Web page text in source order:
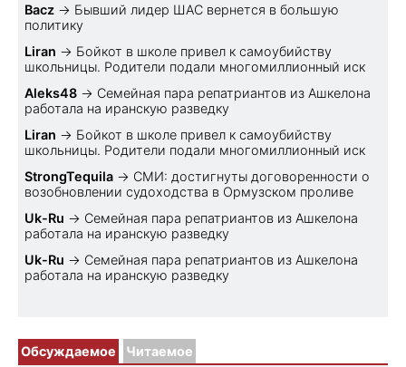
Bacz → Бывший лидер ШАС вернется в большую
политику
Liran → Бойкот в школе привел к самоубийству
школьницы. Родители подали многомиллионный иск
Aleks48 → Семейная пара репатриантов из Ашкелона
работала на иранскую разведку
Liran → Бойкот в школе привел к самоубийству
школьницы. Родители подали многомиллионный иск
StrongTequila → СМИ: достигнуты договоренности о
возобновлении судоходства в Ормузском проливе
Uk-Ru → Семейная пара репатриантов из Ашкелона
работала на иранскую разведку
Uk-Ru → Семейная пара репатриантов из Ашкелона
работала на иранскую разведку
Обсуждаемое Читаемое